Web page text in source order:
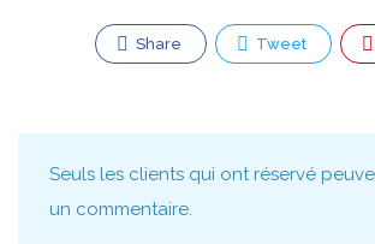
Share Tweet
Seuls les clients qui ont réservé
un commentaire.